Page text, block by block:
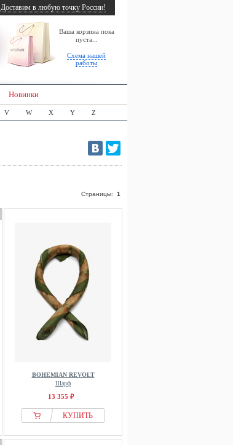
Ваша корзина пока
пуста...
Схема нашей
работы
Доставим в любую точку России!
Новинки
V W X Y Z
Страницы: 1
BOHEMIAN REVOLT
Шарф
13 355 ₽
КУПИТЬ